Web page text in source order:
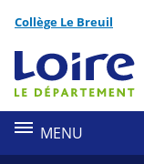
Menu de la rubrique
Contenu
Collège Le Breuil
MENU